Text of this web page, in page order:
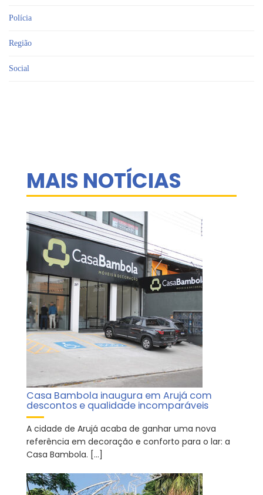
Polícia
Região
Social
MAIS NOTÍCIAS
Casa Bambola inaugura em Arujá com
descontos e qualidade incomparáveis
A cidade de Arujá acaba de ganhar uma nova
referência em decoração e conforto para o lar: a
Casa Bambola. […]